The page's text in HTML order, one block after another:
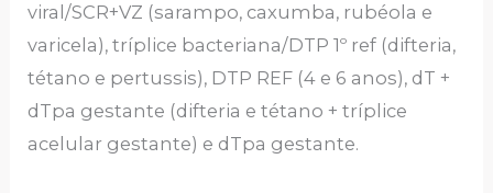
viral/SCR+VZ (sarampo, caxumba, rubéola e
varicela), tríplice bacteriana/DTP 1º ref (difteria,
tétano e pertussis), DTP REF (4 e 6 anos), dT +
dTpa gestante (difteria e tétano + tríplice
acelular gestante) e dTpa gestante.